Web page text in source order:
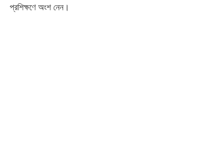
প্রশিক্ষণে অংশ নেন।